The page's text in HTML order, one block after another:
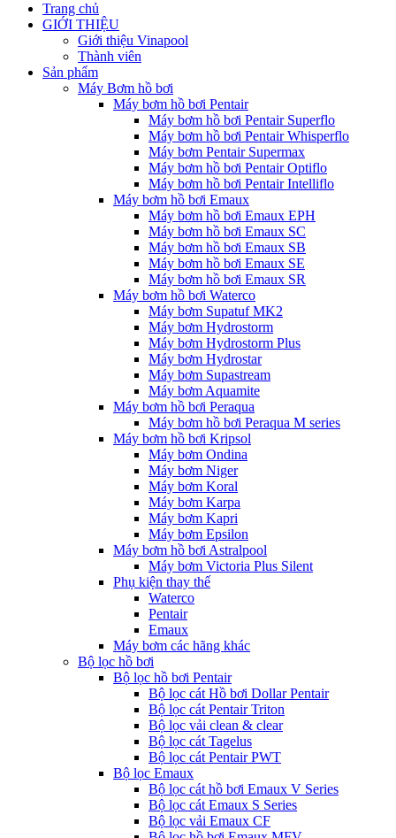
Trang chủ
GIỚI THIỆU
Giới thiệu Vinapool
Thành viên
Sản phẩm
Máy Bơm hồ bơi
Máy bơm hồ bơi Pentair
Máy bơm hồ bơi Pentair Superflo
Máy bơm hồ bơi Pentair Whisperflo
Máy bơm Pentair Supermax
Máy bơm hồ bơi Pentair Optiflo
Máy bơm hồ bơi Pentair Intelliflo
Máy bơm hồ bơi Emaux
Máy bơm hồ bơi Emaux EPH
Máy bơm hồ bơi Emaux SC
Máy bơm hồ bơi Emaux SB
Máy bơm hồ bơi Emaux SE
Máy bơm hồ bơi Emaux SR
Máy bơm hồ bơi Waterco
Máy bơm Supatuf MK2
Máy bơm Hydrostorm
Máy bơm Hydrostorm Plus
Máy bơm Hydrostar
Máy bơm Supastream
Máy bơm Aquamite
Máy bơm hồ bơi Peraqua
Máy bơm hồ bơi Peraqua M series
Máy bơm hồ bơi Kripsol
Máy bơm Ondina
Máy bơm Niger
Máy bơm Koral
Máy bơm Karpa
Máy bơm Kapri
Máy bơm Epsilon
Máy bơm hồ bơi Astralpool
Máy bơm Victoria Plus Silent
Phụ kiện thay thế
Waterco
Pentair
Emaux
Máy bơm các hãng khác
Bộ lọc hồ bơi
Bộ lọc hồ bơi Pentair
Bộ lọc cát Hồ bơi Dollar Pentair
Bộ lọc cát Pentair Triton
Bộ lọc vải clean & clear
Bộ lọc cát Tagelus
Bộ lọc cát Pentair PWT
Bộ lọc Emaux
Bộ lọc cát hồ bơi Emaux V Series
Bộ lọc cát Emaux S Series
Bộ lọc vải Emaux CF